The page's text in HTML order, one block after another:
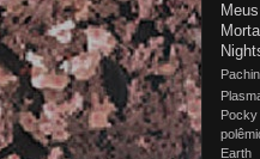
Pocky
Earth